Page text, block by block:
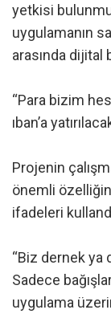
yetkisi
uygulamanın
arasında
“Para bizim
ıban’a
Projenin
önemli
ifadeleri
“Biz dernek ya
Sadece
uygulama